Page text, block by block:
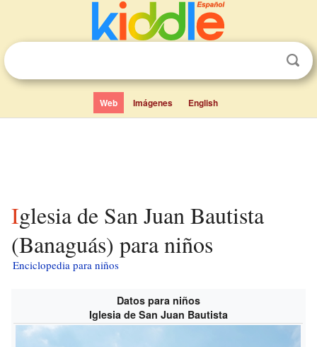
Web Imágenes English
Iglesia de San Juan Bautista
(Banaguás) para niños
Enciclopedia para niños
Datos para niños
Iglesia de San Juan Bautista